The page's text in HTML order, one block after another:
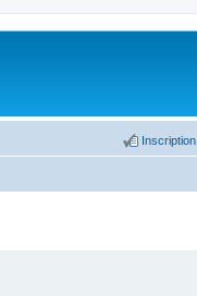
Inscription